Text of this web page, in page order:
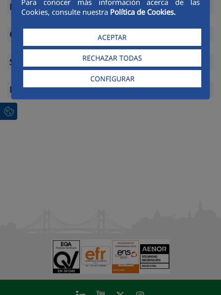
Para conocer más información acerca de las
Cookies, consulte nuestra Política de Cookies.
ACEPTAR
RECHAZAR TODAS
CONFIGURAR
Bajas de contrato
Expandir
Cambio de titular
Expandir
Subrogación
Reclamaciones
Expandir